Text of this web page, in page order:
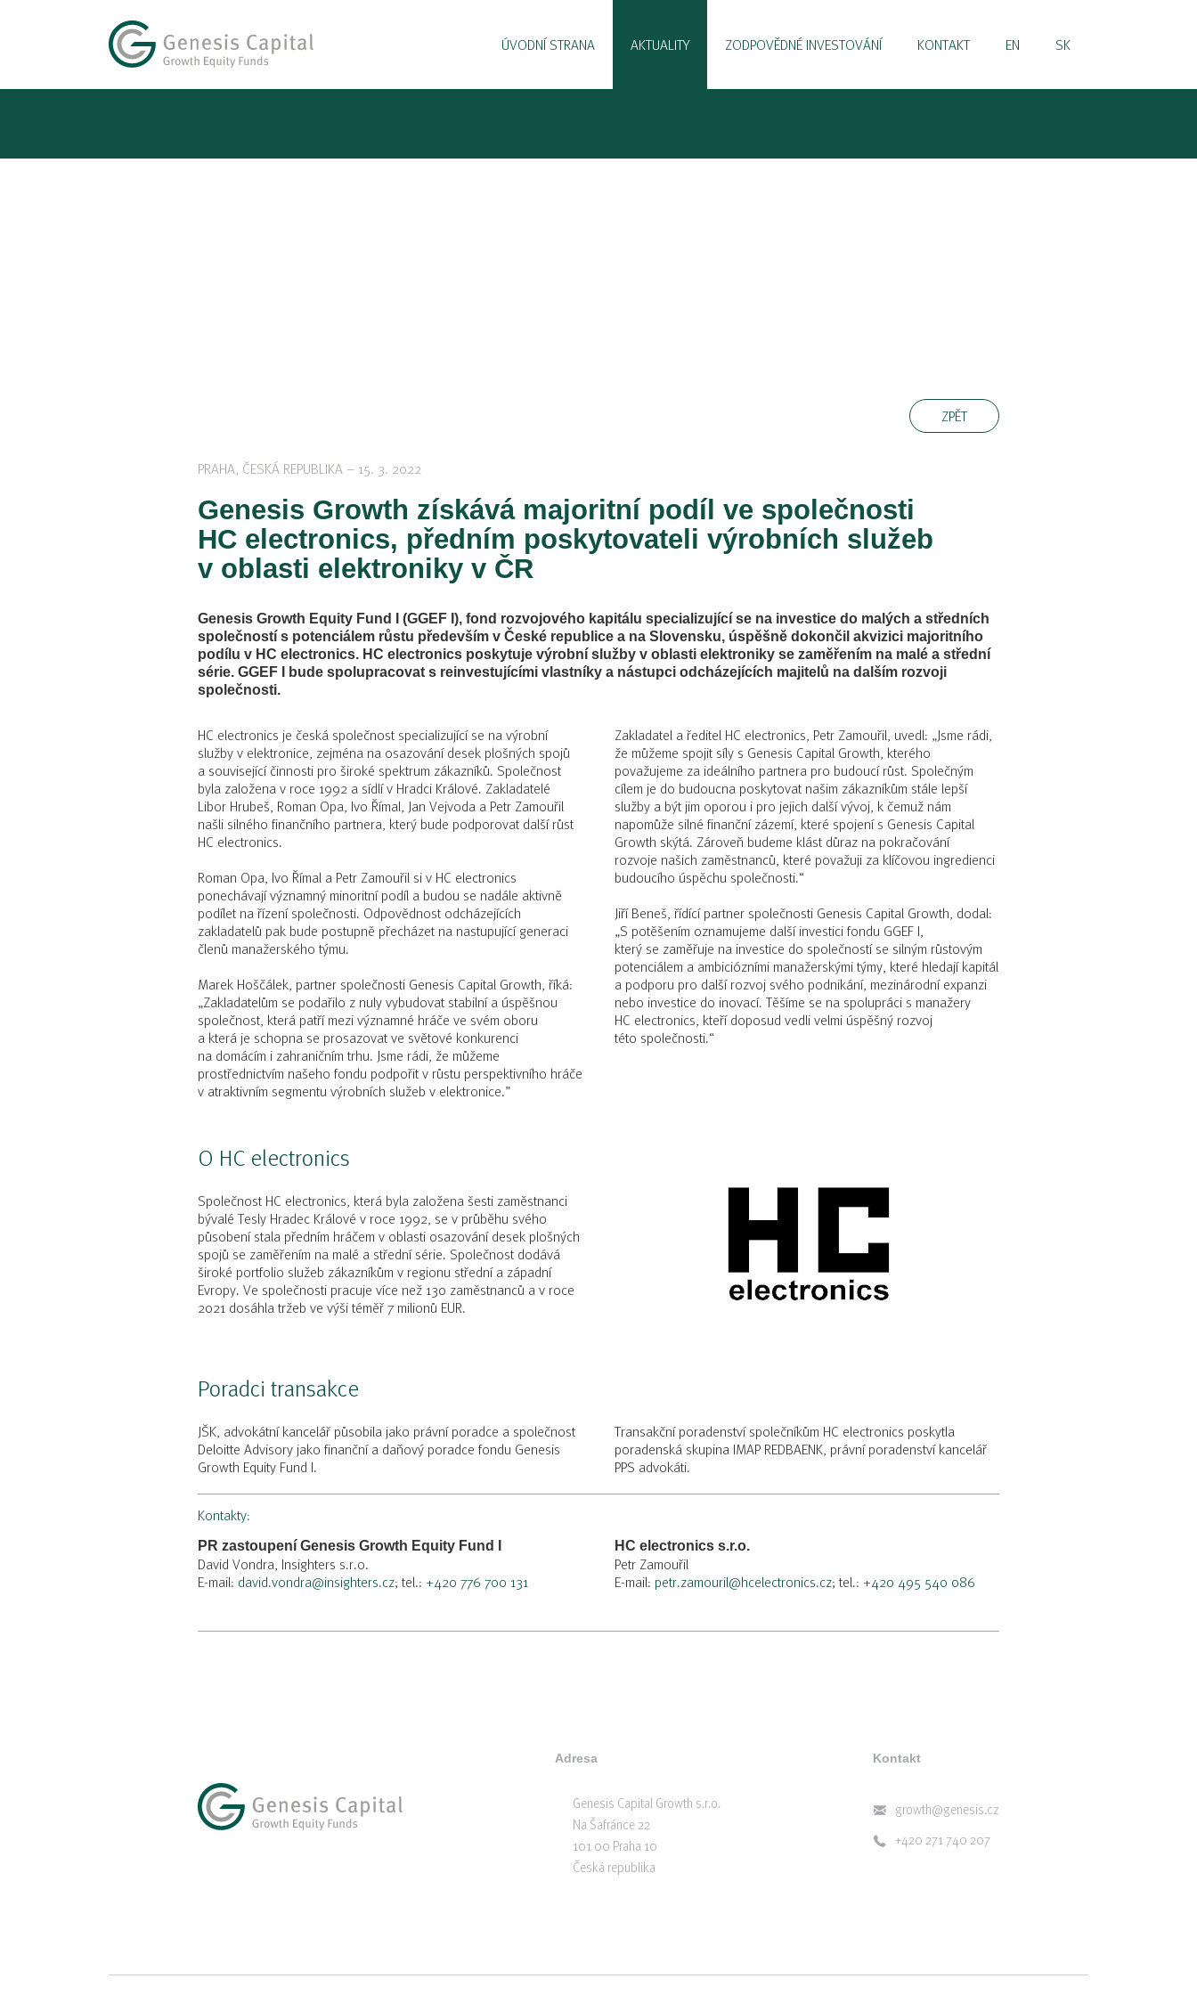
ÚVODNÍ STRANA AKTUALITY ZODPOVĚDNÉ INVESTOVÁNÍ KONTAKT EN SK
ZPĚT
PRAHA, ČESKÁ REPUBLIKA – 15. 3. 2022
Genesis Growth získává majoritní podíl ve společnosti
HC electronics, předním poskytovateli výrobních služeb
v oblasti elektroniky v ČR
Genesis Growth Equity Fund I (GGEF I), fond rozvojového kapitálu specializující se na investice do malých a středních
společností s potenciálem růstu především v České republice a na Slovensku, úspěšně dokončil akvizici majoritního
podílu v HC electronics. HC electronics poskytuje výrobní služby v oblasti elektroniky se zaměřením na malé a střední
série. GGEF I bude spolupracovat s reinvestujícími vlastníky a nástupci odcházejících majitelů na dalším rozvoji
společnosti.
HC electronics je česká společnost specializující se na výrobní
služby v elektronice, zejména na osazování desek plošných spojů
a související činnosti pro široké spektrum zákazníků. Společnost
byla založena v roce 1992 a sídlí v Hradci Králové. Zakladatelé
Libor Hrubeš, Roman Opa, Ivo Římal, Jan Vejvoda a Petr Zamouřil
našli silného finančního partnera, který bude podporovat další růst
HC electronics.
Roman Opa, Ivo Římal a Petr Zamouřil si v HC electronics
ponechávají významný minoritní podíl a budou se nadále aktivně
podílet na řízení společnosti. Odpovědnost odcházejících
zakladatelů pak bude postupně přecházet na nastupující generaci
členů manažerského týmu.
Marek Hoščálek, partner společnosti Genesis Capital Growth, říká:
„Zakladatelům se podařilo z nuly vybudovat stabilní a úspěšnou
společnost, která patří mezi významné hráče ve svém oboru
a která je schopna se prosazovat ve světové konkurenci
na domácím i zahraničním trhu. Jsme rádi, že můžeme
prostřednictvím našeho fondu podpořit v růstu perspektivního hráče
v atraktivním segmentu výrobních služeb v elektronice.”
Zakladatel a ředitel HC electronics, Petr Zamouřil, uvedl: „Jsme rádi,
že můžeme spojit síly s Genesis Capital Growth, kterého
považujeme za ideálního partnera pro budoucí růst. Společným
cílem je do budoucna poskytovat našim zákazníkům stále lepší
služby a být jim oporou i pro jejich další vývoj, k čemuž nám
napomůže silné finanční zázemí, které spojení s Genesis Capital
Growth skýtá. Zároveň budeme klást důraz na pokračování
rozvoje našich zaměstnanců, které považuji za klíčovou ingredienci
budoucího úspěchu společnosti.“
Jiří Beneš, řídící partner společnosti Genesis Capital Growth, dodal:
„S potěšením oznamujeme další investici fondu GGEF I,
který se zaměřuje na investice do společností se silným růstovým
potenciálem a ambiciózními manažerskými týmy, které hledají kapitál
a podporu pro další rozvoj svého podnikání, mezinárodní expanzi
nebo investice do inovací. Těšíme se na spolupráci s manažery
HC electronics, kteří doposud vedli velmi úspěšný rozvoj
této společnosti.“
O HC electronics
Společnost HC electronics, která byla založena šesti zaměstnanci
bývalé Tesly Hradec Králové v roce 1992, se v průběhu svého
působení stala předním hráčem v oblasti osazování desek plošných
spojů se zaměřením na malé a střední série. Společnost dodává
široké portfolio služeb zákazníkům v regionu střední a západní
Evropy. Ve společnosti pracuje více než 130 zaměstnanců a v roce
2021 dosáhla tržeb ve výši téměř 7 milionů EUR.
Poradci transakce
JŠK, advokátní kancelář působila jako právní poradce a společnost
Deloitte Advisory jako finanční a daňový poradce fondu Genesis
Growth Equity Fund I.
Transakční poradenství společníkům HC electronics poskytla
poradenská skupina IMAP REDBAENK, právní poradenství kancelář
PPS advokáti.
Kontakty:
PR zastoupení Genesis Growth Equity Fund I
David Vondra, Insighters s.r.o.
E-mail: david.vondra@insighters.cz; tel.: +420 776 700 131
HC electronics s.r.o.
Petr Zamouřil
E-mail: petr.zamouril@hcelectronics.cz; tel.: +420 495 540 086
Adresa
Genesis Capital Growth s.r.o.
Na Šafránce 22
101 00 Praha 10
Česká republika
Kontakt
growth@genesis.cz
+420 271 740 207